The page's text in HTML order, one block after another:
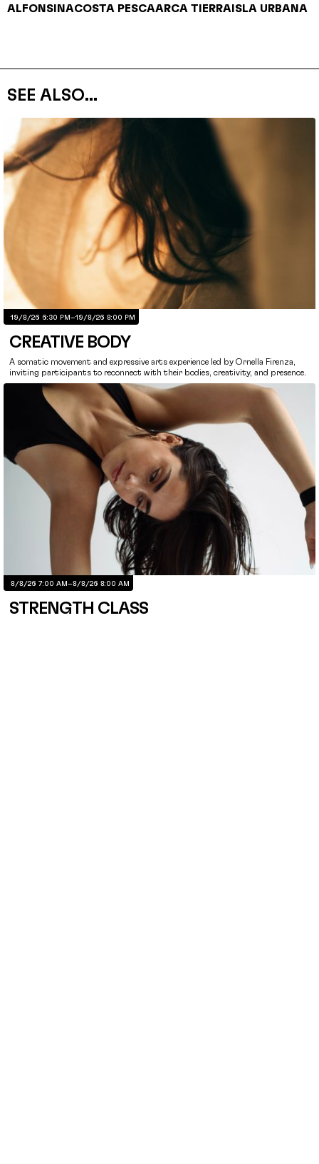
ALFONSINACOSTA PESCAARCA TIERRAISLA URBANA
SEE ALSO...
19/8/26 6:30 PM–19/8/26 8:00 PM
CREATIVE BODY
A somatic movement and expressive arts experience led by Ornella Firenza,
inviting participants to reconnect with their bodies, creativity, and presence.
8/8/26 7:00 AM–8/8/26 8:00 AM
STRENGTH CLASS